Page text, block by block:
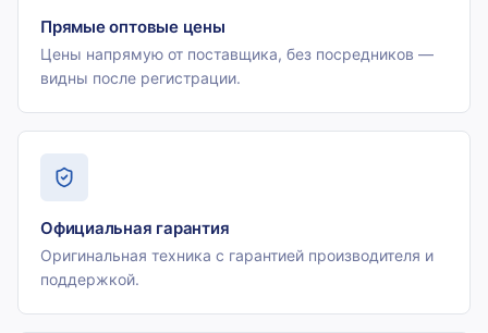
Прямые оптовые цены
Цены напрямую от поставщика, без посредников —
видны после регистрации.
Официальная гарантия
Оригинальная техника с гарантией производителя и
поддержкой.